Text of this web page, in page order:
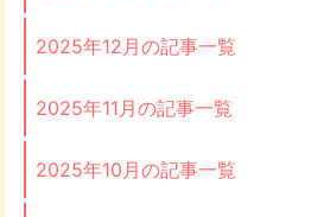
2025年12月の記事一覧
2025年11月の記事一覧
2025年10月の記事一覧